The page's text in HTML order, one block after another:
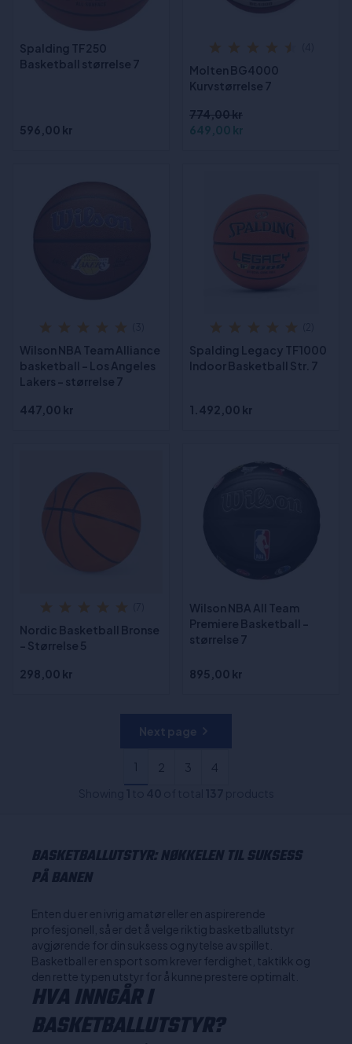
Spalding TF250
Basketball størrelse 7
596,00 kr
Molten BG4000
Kurvstørrelse 7
774,00 kr
649,00 kr
Wilson NBA Team Alliance
basketball - Los Angeles
Lakers - størrelse 7
447,00 kr
Spalding Legacy TF1000
Indoor Basketball Str. 7
1.492,00 kr
Nordic Basketball Bronse
- Størrelse 5
298,00 kr
Wilson NBA All Team
Premiere Basketball -
størrelse 7
895,00 kr
1 2 3
4
BASKETBALLUTSTYR: NØKKELEN TIL SUKSESS
PÅ BANEN
Enten du er en ivrig amatør eller en aspirerende
profesjonell, så er det å velge riktig basketballutstyr
avgjørende for din suksess og nytelse av spillet.
Basketball er en sport som krever ferdighet, taktikk og
den rette typen utstyr for å kunne prestere optimalt.
HVA INNGÅR I
BASKETBALLUTSTYR?